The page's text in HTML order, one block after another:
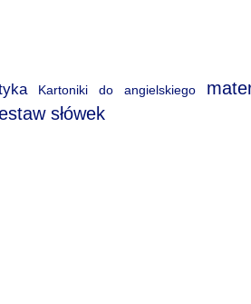
Kartoniki do angielskiego
słówek